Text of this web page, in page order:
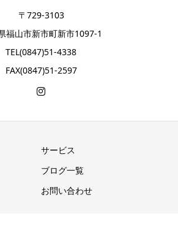
〒729-3103
福山市新市町新市1097-1
TEL(0847)51-4338
FAX(0847)51-2597
サービス
ブログ一覧
お問い合わせ